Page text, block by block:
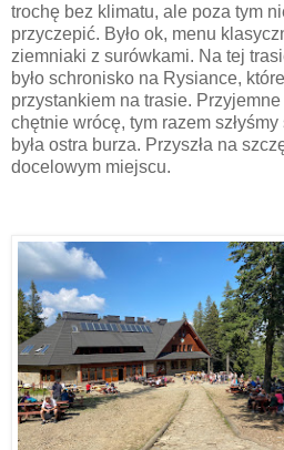
trochę bez klimatu, ale poza tym
przyczepić. Było ok, menu
ziemniaki z surówkami. Na tej
było schronisko na Rysiance,
przystankiem na trasie.
chętnie wrócę, tym razem
była ostra burza. Przyszła na
docelowym miejscu.